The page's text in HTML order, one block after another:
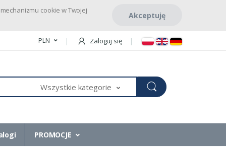
cookie w Twojej
Akceptuję
PLN Zaloguj się
Wszystkie kategorie
PROMOCJE